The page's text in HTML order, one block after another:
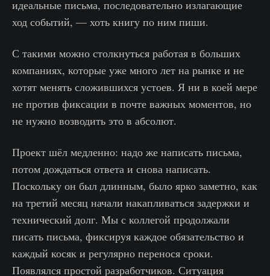
идеальные письма, последовательно излагающие
ход событий, — хоть книгу по ним пиши.
С такими можно столкнуться работая в больших
компаниях, которые уже много лет на рынке и не
хотят менять сложившихся устоев. Я ни в коей мере
не против фиксации в почте важных моментов, но
не нужно возводить это в абсолют.
Проект шёл медленно: надо же написать письма,
потом дождаться ответа и снова написать.
Поскольку он был длинным, было ярко заметно, как
на третий месяц начали накапливаться задержки и
технический долг. Мы с коллегой продолжали
писать письма, фиксируя каждое обязательство и
каждый косяк и регулярно перенося сроки.
Появлялся простой разработчиков. Ситуация